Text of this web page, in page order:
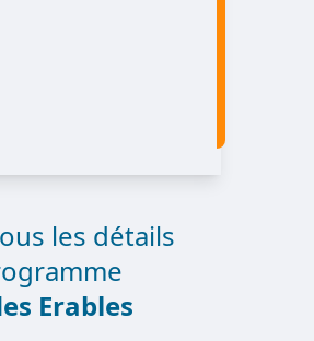
les détails
Erables